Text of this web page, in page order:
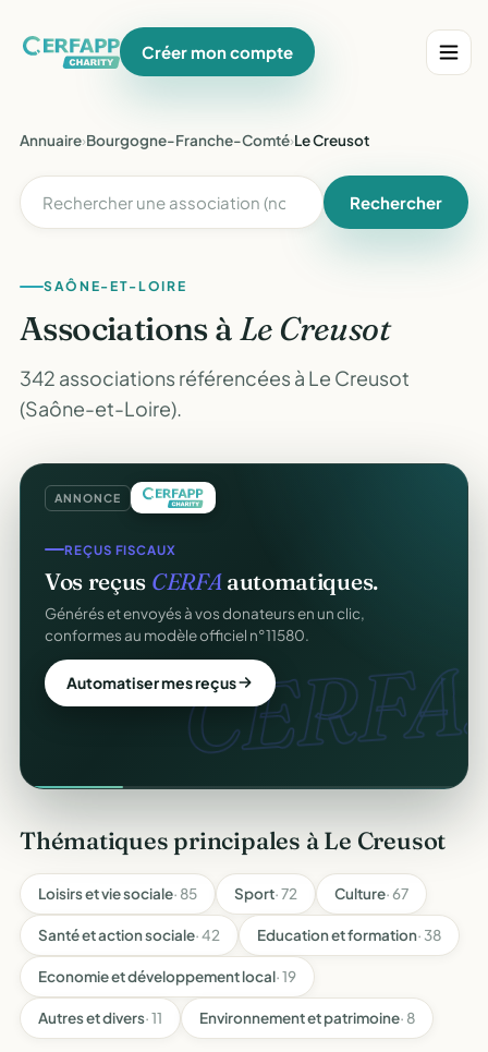
Créer mon compte
Annuaire›Bourgogne-Franche-Comté›Le Creusot
Rechercher
SAÔNE-ET-LOIRE
Associations àLe Creusot
342 associations référencées à Le Creusot
(Saône-et-Loire).
ANNONCE
CERFA.
REÇUS FISCAUX
Vos reçus CERFAautomatiques.
Générés et envoyés à vos donateurs en un clic,
conformes au modèle officiel n°11580.
Automatiser mes reçus
Thématiques principales à Le Creusot
Loisirs et vie sociale· 85 Sport· 72 Culture· 67
Santé et action sociale· 42 Education et formation· 38
Economie et développement local· 19
Autres et divers· 11 Environnement et patrimoine· 8